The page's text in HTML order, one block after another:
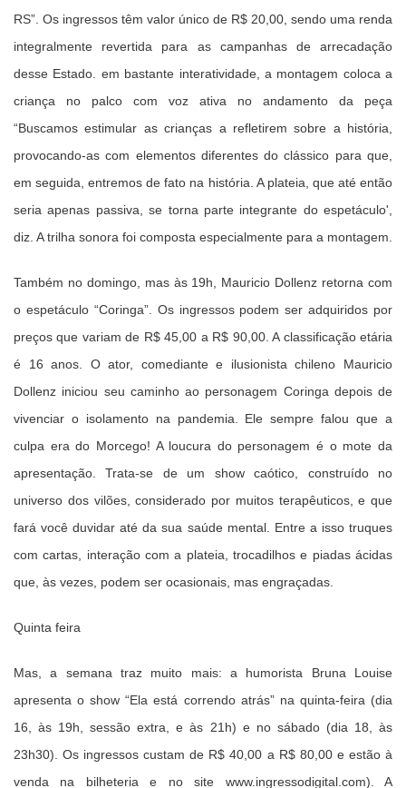
RS”. Os ingressos têm valor único de R$ 20,00, sendo uma renda
integralmente revertida para as campanhas de arrecadação
desse Estado. em bastante interatividade, a montagem coloca a
criança no palco com voz ativa no andamento da peça
“Buscamos estimular as crianças a refletirem sobre a história,
provocando-as com elementos diferentes do clássico para que,
em seguida, entremos de fato na história. A plateia, que até então
seria apenas passiva, se torna parte integrante do espetáculo',
diz. A trilha sonora foi composta especialmente para a montagem.
Também no domingo, mas às 19h, Mauricio Dollenz retorna com
o espetáculo “Coringa”. Os ingressos podem ser adquiridos por
preços que variam de R$ 45,00 a R$ 90,00. A classificação etária
é 16 anos. O ator, comediante e ilusionista chileno Mauricio
Dollenz iniciou seu caminho ao personagem Coringa depois de
vivenciar o isolamento na pandemia. Ele sempre falou que a
culpa era do Morcego! A loucura do personagem é o mote da
apresentação. Trata-se de um show caótico, construído no
universo dos vilões, considerado por muitos terapêuticos, e que
fará você duvidar até da sua saúde mental. Entre a isso truques
com cartas, interação com a plateia, trocadilhos e piadas ácidas
que, às vezes, podem ser ocasionais, mas engraçadas.
Quinta feira
Mas, a semana traz muito mais: a humorista Bruna Louise
apresenta o show “Ela está correndo atrás” na quinta-feira (dia
16, às 19h, sessão extra, e às 21h) e no sábado (dia 18, às
23h30). Os ingressos custam de R$ 40,00 a R$ 80,00 e estão à
venda na bilheteria e no site www.ingressodigital.com). A